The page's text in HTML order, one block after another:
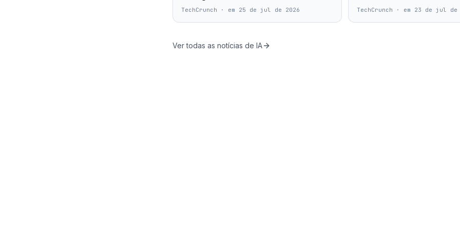
TechCrunch · em 25 de jul de 2026 TechCrunch · em 23 de jul de
Ver todas as notícias de IA